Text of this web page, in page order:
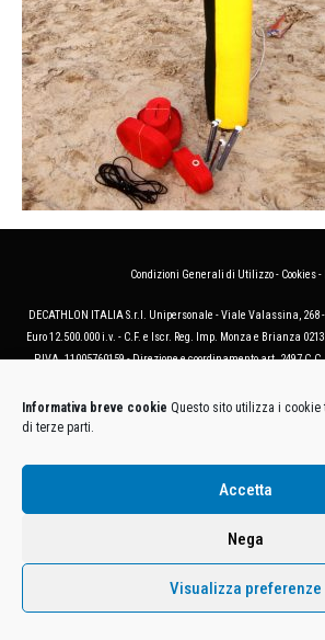
Informativa breve cookie Questo sito utilizza i
di terze parti.
Accetta
Nega
Visualizza preferenze
Condizioni Generali di Utilizzo- Cookies-
DECATHLON ITALIA S.r.l. Unipersonale - Viale Valassina, 268
Euro 12.500.000 i.v. - C.F. e Iscr. Reg. Imp. Monza e Brianza
P.IVA. 11005760159 - Direzione e coordinamento art. 2497